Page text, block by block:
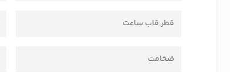
قطر قاب ساعت
ضخامت